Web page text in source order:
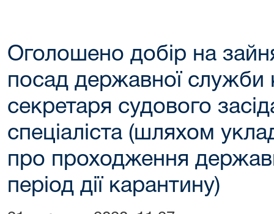
Оголошено добір на
посад державної служби
секретаря судового
спеціаліста (шляхом
про проходження
період дії карантину)